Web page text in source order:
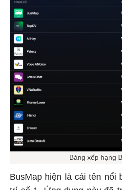
Bảng xếp hạng
BusMap hiện là cái tên nổi